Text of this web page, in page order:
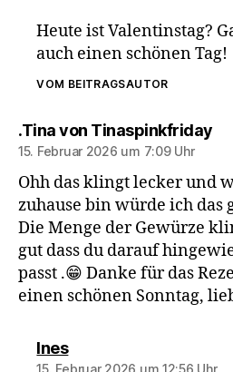
Heute ist Valentinstag?
auch einen schönen Tag!
VOM BEITRAGSAUTOR
.Tina von Tinaspinkfriday
15. Februar 2026 um 7:09 Uhr
Ohh das klingt lecker und
zuhause bin würde ich das
Die Menge der Gewürze
gut dass du darauf
passt .😁 Danke für das
einen schönen Sonntag,
Inessagt:
15. Februar 2026 um 12:56 Uhr